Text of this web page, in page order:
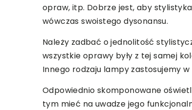
opraw, itp. Dobrze jest, aby
wówczas swoistego dysonansu.
Należy zadbać o jednolitość
wszystkie oprawy były z tej samej
Innego rodzaju lampy zastosujemy
Odpowiednio skomponowane
tym mieć na uwadze jego